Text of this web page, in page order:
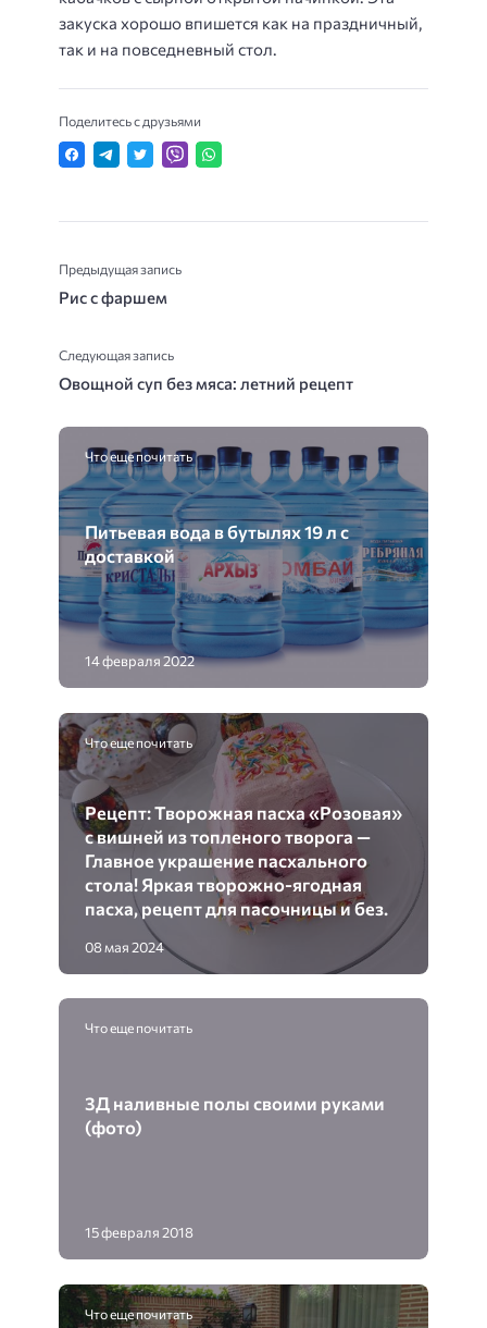
закуска хорошо впишется как на праздничный,
так и на повседневный стол.
Поделитесь с друзьями
Предыдущая запись
Рис с фаршем
Следующая запись
Овощной суп без мяса: летний рецепт
Что еще почитать
Питьевая вода в бутылях 19 л с
доставкой
14 февраля 2022
Что еще почитать
Рецепт: Творожная пасха «Розовая»
с вишней из топленого творога —
Главное украшение пасхального
стола! Яркая творожно-ягодная
пасха, рецепт для пасочницы и без.
08 мая 2024
Что еще почитать
3Д наливные полы своими руками
(фото)
15 февраля 2018
Что еще почитать